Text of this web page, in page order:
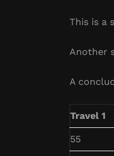
This is a
Another
A
Travel 1
55